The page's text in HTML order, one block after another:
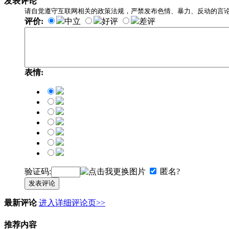
请自觉遵守互联网相关的政策法规，严禁发布色情、暴力、反动的言
评价: 中立 好评 差评
表情:
验证码: 匿名?
发表评论
最新评论 进入详细评论页>>
推荐内容